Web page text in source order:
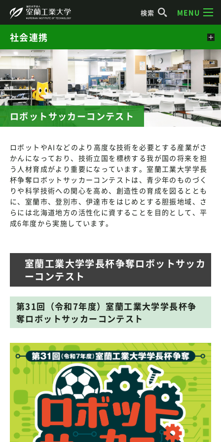
検索 MENU
ロボットサッカーコンテスト
ロボットやAIなどのより高度な技術を必要とする産業がさ
かんになっており、技術立国を標榜する我が国の将来を担
う人材育成がより重要になっています。室蘭工業大学学長
杯争奪ロボットサッカーコンテストは、青少年のものづく
りや科学技術への関心を高め、創造性の育成を図るととも
に、室蘭市、登別市、伊達市をはじめとする胆振地域、さ
らには北海道地方の活性化に資することを目的として、平
成6年度から実施しています。
室蘭工業大学学長杯争奪ロボットサッカ
ーコンテスト
第31回（令和7年度）室蘭工業大学学長杯争
奪ロボットサッカーコンテスト
社会連携